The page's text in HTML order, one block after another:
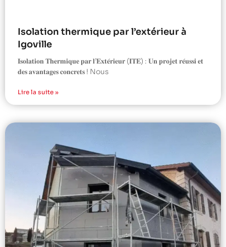
Isolation thermique par l’extérieur à
Igoville
𝐈𝐬𝐨𝐥𝐚𝐭𝐢𝐨𝐧 𝐓𝐡𝐞𝐫𝐦𝐢𝐪𝐮𝐞 𝐩𝐚𝐫 𝐥’𝐄𝐱𝐭𝐞́𝐫𝐢𝐞𝐮𝐫 (𝐈𝐓𝐄) : 𝐔𝐧 𝐩𝐫𝐨𝐣𝐞𝐭 𝐫𝐞́𝐮𝐬𝐬𝐢 𝐞𝐭
𝐝𝐞𝐬 𝐚𝐯𝐚𝐧𝐭𝐚𝐠𝐞𝐬 𝐜𝐨𝐧𝐜𝐫𝐞𝐭𝐬 ! Nous
Lire la suite »